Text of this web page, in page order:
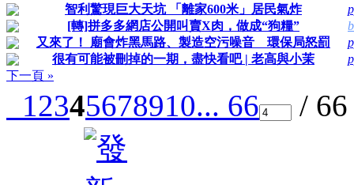
智利驚現巨大天坑 「離家600米」居民氣炸
[轉]拼多多網店公開叫賣X肉，做成“狗糧”
又來了！ 廟會炸黑馬路、製造空污噪音 環保局怒罰
很有可能被刪掉的一期，盡快看吧 | 老高與小茉
下一頁 »
12345678910... 66 /